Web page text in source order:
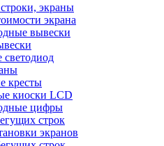
экраны
экрана
вывески
светодиод
кресты
киоски LCD
цифры
строк
экранов